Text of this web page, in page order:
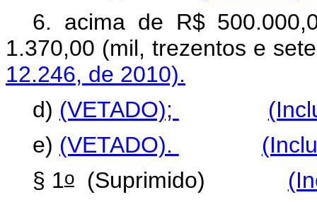
6. acima de R$
1.370,00 (mil, trezentos e
12.246, de 2010).
d) (VETADO);
e) (VETADO).
§ 1o(Suprimido)